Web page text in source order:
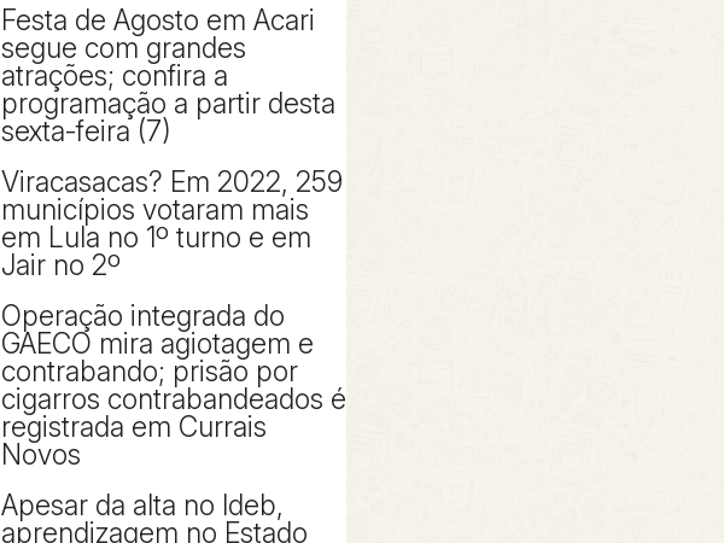
Festa de Agosto em Acari
segue com grandes
atrações; confira a
programação a partir desta
sexta-feira (7)
Viracasacas? Em 2022, 259
municípios votaram mais
em Lula no 1º turno e em
Jair no 2º
Operação integrada do
GAECO mira agiotagem e
contrabando; prisão por
cigarros contrabandeados é
registrada em Currais
Novos
Apesar da alta no Ideb,
aprendizagem no Estado